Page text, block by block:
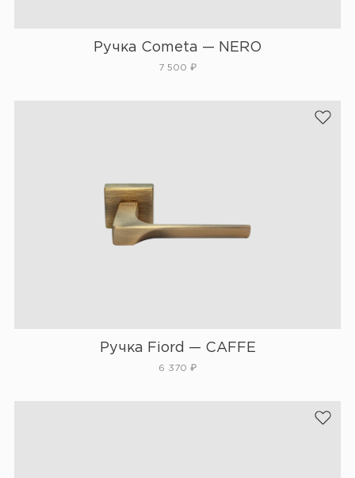
Ручка Cometa — NERO
7 500 ₽
Ручка Fiord — CAFFE
6 370 ₽